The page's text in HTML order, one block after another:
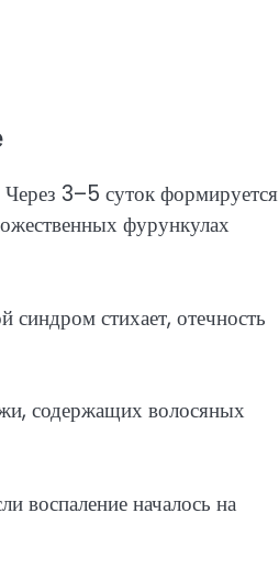
Через 3–5 суток формируется
фурункулах
стихает, отечность
содержащих волосяных
воспаление началось на